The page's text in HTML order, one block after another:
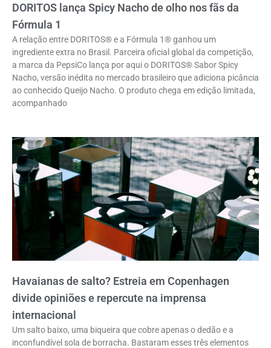
DORITOS lança Spicy Nacho de olho nos fãs da
Fórmula 1
A relação entre DORITOS® e a Fórmula 1® ganhou um
ingrediente extra no Brasil. Parceira oficial global da competição,
a marca da PepsiCo lança por aqui o DORITOS® Sabor Spicy
Nacho, versão inédita no mercado brasileiro que adiciona picância
ao conhecido Queijo Nacho. O produto chega em edição limitada,
acompanhado
Havaianas de salto? Estreia em Copenhagen
divide opiniões e repercute na imprensa
internacional
Um salto baixo, uma biqueira que cobre apenas o dedão e a
inconfundível sola de borracha. Bastaram esses três elementos